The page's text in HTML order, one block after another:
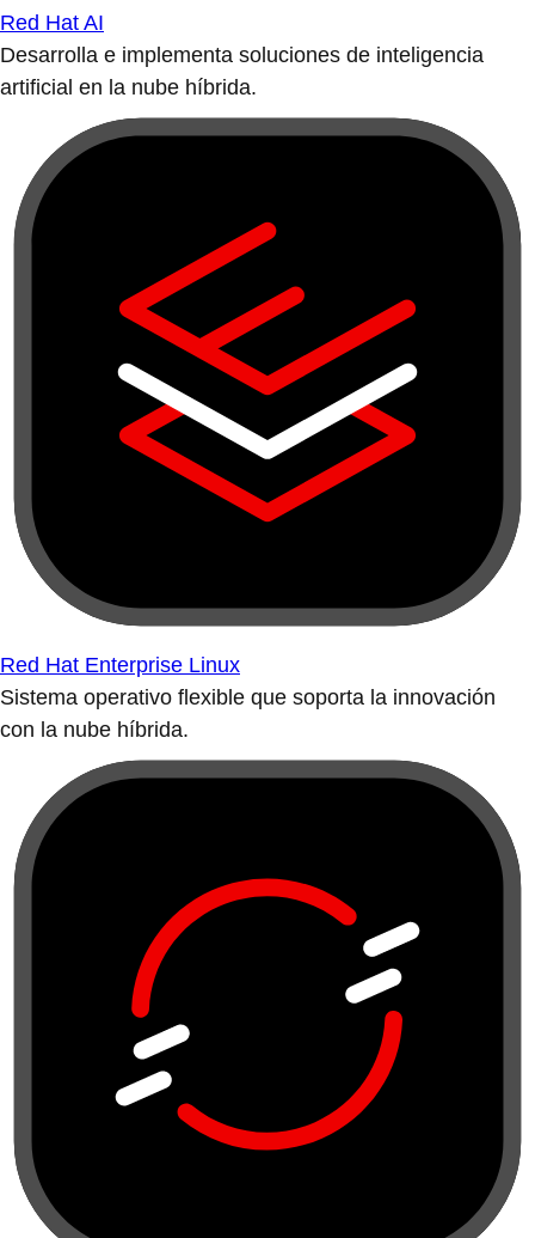
Red Hat AI
Desarrolla e implementa soluciones de inteligencia
artificial en la nube híbrida.
Red Hat Enterprise Linux
Sistema operativo flexible que soporta la innovación
con la nube híbrida.